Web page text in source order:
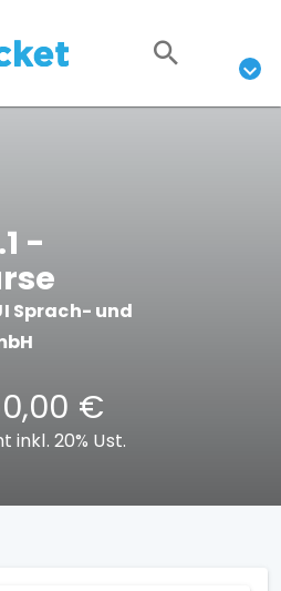
-
Sprach- und
€
inkl. 20% Ust.